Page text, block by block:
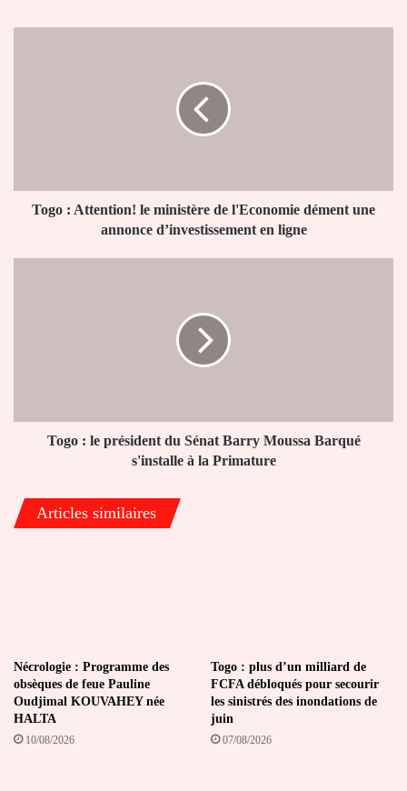
une
annonce
Togo : Attention! le ministère de l'Economie dément une
annonce d’investissement en ligne
Barqué
s'installe
Primature
Togo : le président du Sénat Barry Moussa Barqué
s'installe à la Primature
Articles similaires
Nécrologie : Programme des
obsèques de feue Pauline
Oudjimal KOUVAHEY née
HALTA
10/08/2026
Togo : plus d’un milliard de
FCFA débloqués pour secourir
les sinistrés des inondations de
juin
07/08/2026